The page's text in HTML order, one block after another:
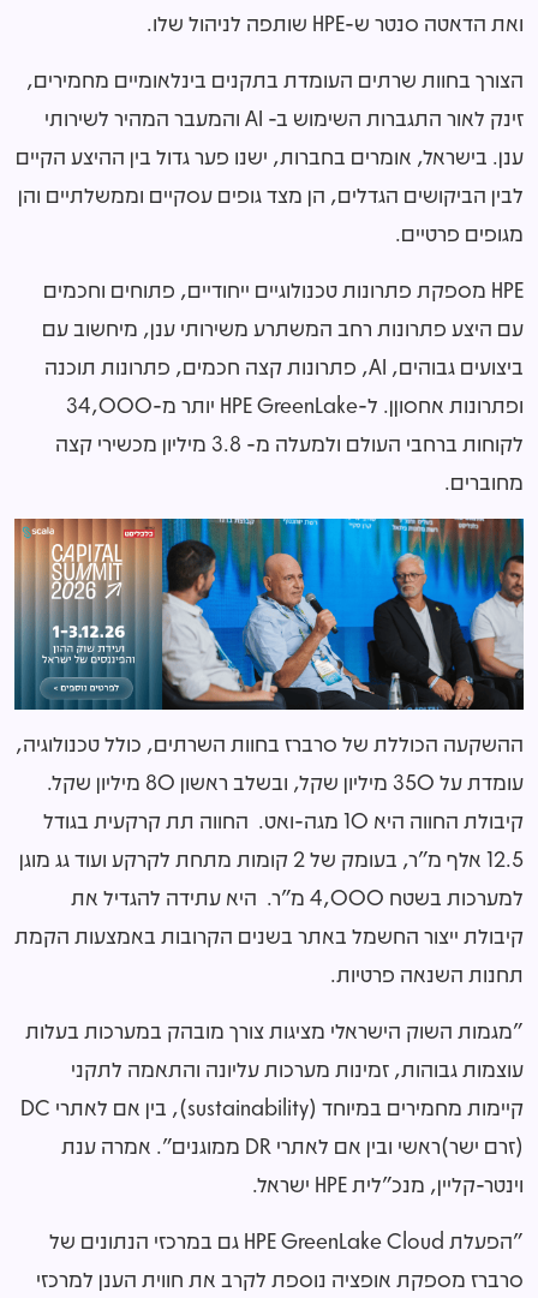
ואת הדאטה סנטר ש-HPE שותפה לניהול שלו.
הצורך בחוות שרתים העומדת בתקנים בינלאומיים מחמירים,
זינק לאור התגברות השימוש ב- AI והמעבר המהיר לשירותי
ענן. בישראל, אומרים בחברות, ישנו פער גדול בין ההיצע הקיים
לבין הביקושים הגדלים, הן מצד גופים עסקיים וממשלתיים והן
מגופים פרטיים.
HPE מספקת פתרונות טכנולוגיים ייחודיים, פתוחים וחכמים
עם היצע פתרונות רחב המשתרע משירותי ענן, מיחשוב עם
ביצועים גבוהים, AI, פתרונות קצה חכמים, פתרונות תוכנה
ופתרונות אחסוןן. ל-HPE GreenLake יותר מ-34,000
לקוחות ברחבי העולם ולמעלה מ- 3.8 מיליון מכשירי קצה
מחוברים.
ההשקעה הכוללת של סרברז בחוות השרתים, כולל טכנולוגיה,
עומדת על 350 מיליון שקל, ובשלב ראשון 80 מיליון שקל.
קיבולת החווה היא 10 מגה-ואט. החווה תת קרקעית בגודל
12.5 אלף מ"ר, בעומק של 2 קומות מתחת לקרקע ועוד גג מוגן
למערכות בשטח 4,000 מ"ר. היא עתידה להגדיל את
קיבולת ייצור החשמל באתר בשנים הקרובות באמצעות הקמת
תחנות השנאה פרטיות.
"מגמות השוק הישראלי מציגות צורך מובהק במערכות בעלות
עוצמות גבוהות, זמינות מערכות עליונה והתאמה לתקני
(זרם ישר)ראשי ובין אם לאתרי DR ממוגנים". אמרה ענת
וינטר-קליין, מנכ"לית HPE ישראל.
"הפעלת HPE GreenLake Cloud גם במרכזי הנתונים של
סרברז מספקת אופציה נוספת לקרב את חווית הענן למרכזי